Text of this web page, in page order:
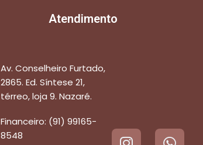
Atendimento
Av. Conselheiro Furtado,
2865. Ed. Síntese 21,
térreo, loja 9. Nazaré.
Financeiro: (91) 99165-
8548